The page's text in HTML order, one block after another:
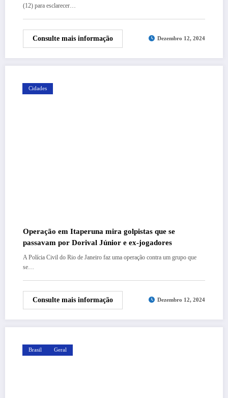
(12) para esclarecer…
Consulte mais informação Dezembro 12, 2024
Cidades
Operação em Itaperuna mira golpistas que se
passavam por Dorival Júnior e ex-jogadores
A Polícia Civil do Rio de Janeiro faz uma operação contra um grupo que
se…
Consulte mais informação Dezembro 12, 2024
Brasil Geral